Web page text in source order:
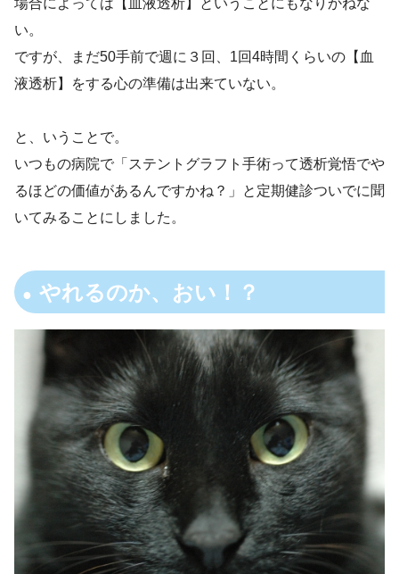
い。
ですが、まだ50手前で週に３回、1回4時間くらいの【血
液透析】をする心の準備は出来ていない。
と、いうことで。
いつもの病院で「ステントグラフト手術って透析覚悟でや
るほどの価値があるんですかね？」と定期健診ついでに聞
いてみることにしました。
やれるのか、おい！？